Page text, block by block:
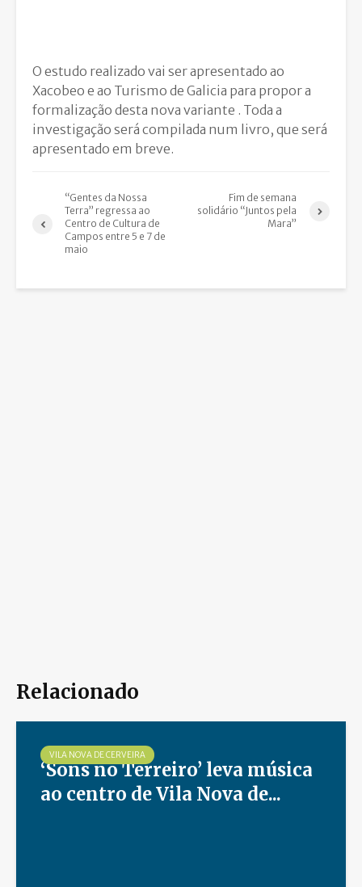
O estudo realizado vai ser apresentado ao
Xacobeo e ao Turismo de Galicia para propor a
formalização desta nova variante . Toda a
investigação será compilada num livro, que será
apresentado em breve.
“Gentes da Nossa
Terra” regressa ao
Centro de Cultura de
Campos entre 5 e 7 de
maio
Fim de semana
solidário “Juntos pela
Mara”
Relacionado
VILA NOVA DE CERVEIRA
‘Sons no Terreiro’ leva música
ao centro de Vila Nova de...